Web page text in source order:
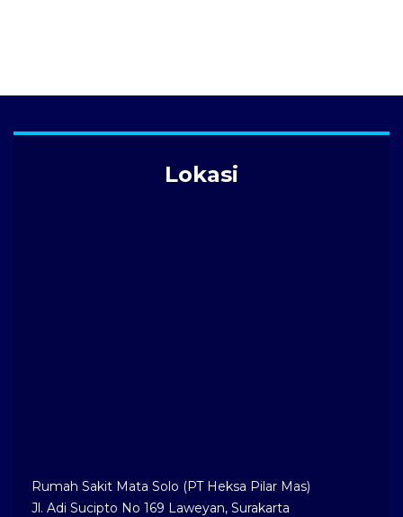
Lokasi
Rumah Sakit Mata Solo (PT Heksa Pilar Mas)
Jl. Adi Sucipto No 169 Laweyan, Surakarta